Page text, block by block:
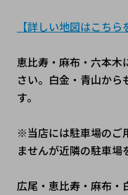
【詳しい地図はこちら
恵比寿・麻布・六本木
さい。白金・青山から
す。
※当店には駐車場のご
ませんが近隣の駐車場
広尾・恵比寿・麻布・